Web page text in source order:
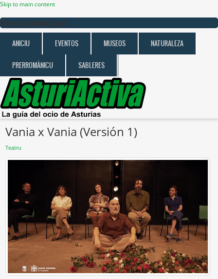
Skip to main content
Menú principal
ANICIU EVENTOS MUSEOS NATURALEZA
PRERROMÁNICU SABLERES
Vania x Vania (Versión 1)
Teatru